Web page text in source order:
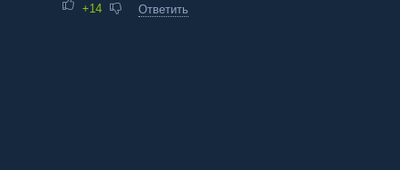
+14 Ответить